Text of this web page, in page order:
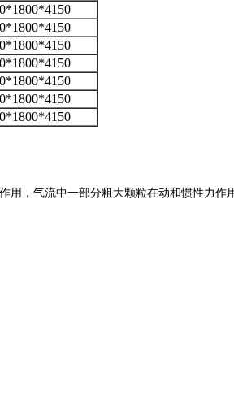
用，气流中一部分粗大颗粒在动和惯性力